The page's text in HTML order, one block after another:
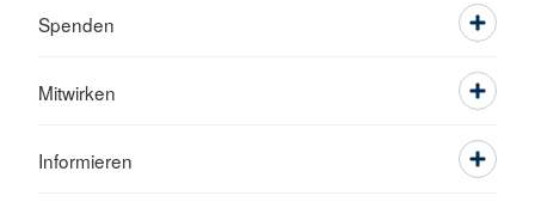
Spenden
Mitwirken
Informieren